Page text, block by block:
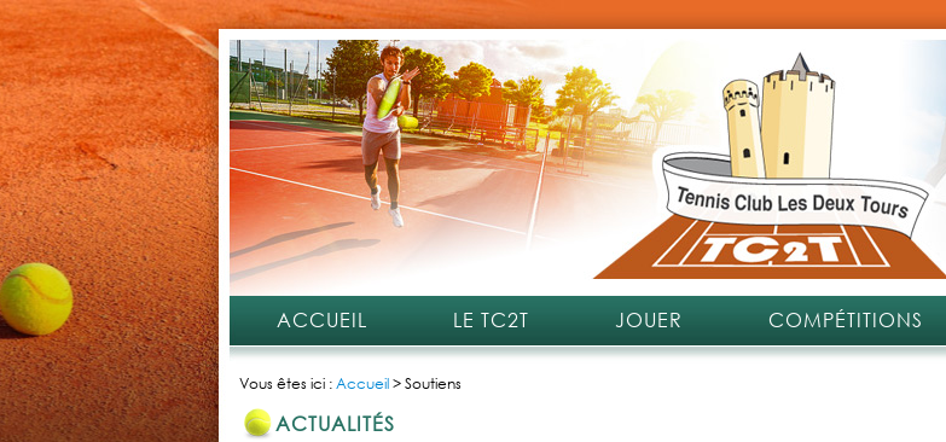
ACCUEIL LE TC2T JOUER COMPÉTITIONS
Vous êtes ici :Accueil>Soutiens
ACTUALITÉS